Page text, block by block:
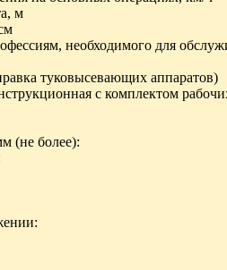
м
необходимого для
туковысевающих аппаратов)
с комплектом
(не более):